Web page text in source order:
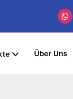
Über Uns